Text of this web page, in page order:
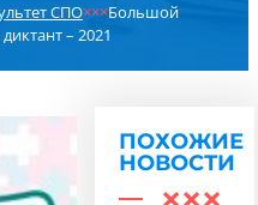
СПО×××Большой
– 2021
ПОХОЖИЕ
НОВОСТИ